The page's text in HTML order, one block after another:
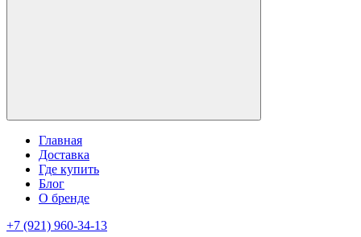
Главная
Доставка
Где купить
Блог
О бренде
+7 (921) 960-34-13